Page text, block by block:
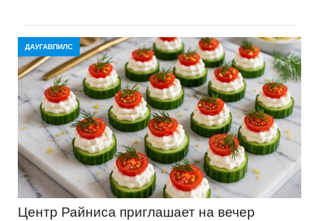
ДАУГАВПИЛС
Центр Райниса приглашает на вечер